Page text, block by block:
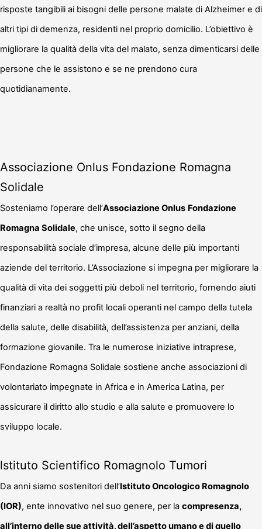
risposte tangibili ai bisogni delle persone malate di Alzheimer e di
altri tipi di demenza, residenti nel proprio domicilio. L’obiettivo è
migliorare la qualità della vita del malato, senza dimenticarsi delle
persone che le assistono e se ne prendono cura
quotidianamente.
Associazione Onlus Fondazione Romagna
Solidale
Sosteniamo l’operare dell’Associazione Onlus Fondazione
Romagna Solidale, che unisce, sotto il segno della
responsabilità sociale d’impresa, alcune delle più importanti
aziende del territorio. L’Associazione si impegna per migliorare la
qualità di vita dei soggetti più deboli nel territorio, fornendo aiuti
finanziari a realtà no profit locali operanti nel campo della tutela
della salute, delle disabilità, dell’assistenza per anziani, della
formazione giovanile. Tra le numerose iniziative intraprese,
Fondazione Romagna Solidale sostiene anche associazioni di
volontariato impegnate in Africa e in America Latina, per
assicurare il diritto allo studio e alla salute e promuovere lo
sviluppo locale.
lstituto Scientifico Romagnolo Tumori
Da anni siamo sostenitori dell’Istituto Oncologico Romagnolo
(IOR), ente innovativo nel suo genere, per la compresenza,
all’interno delle sue attività, dell’aspetto umano e di quello